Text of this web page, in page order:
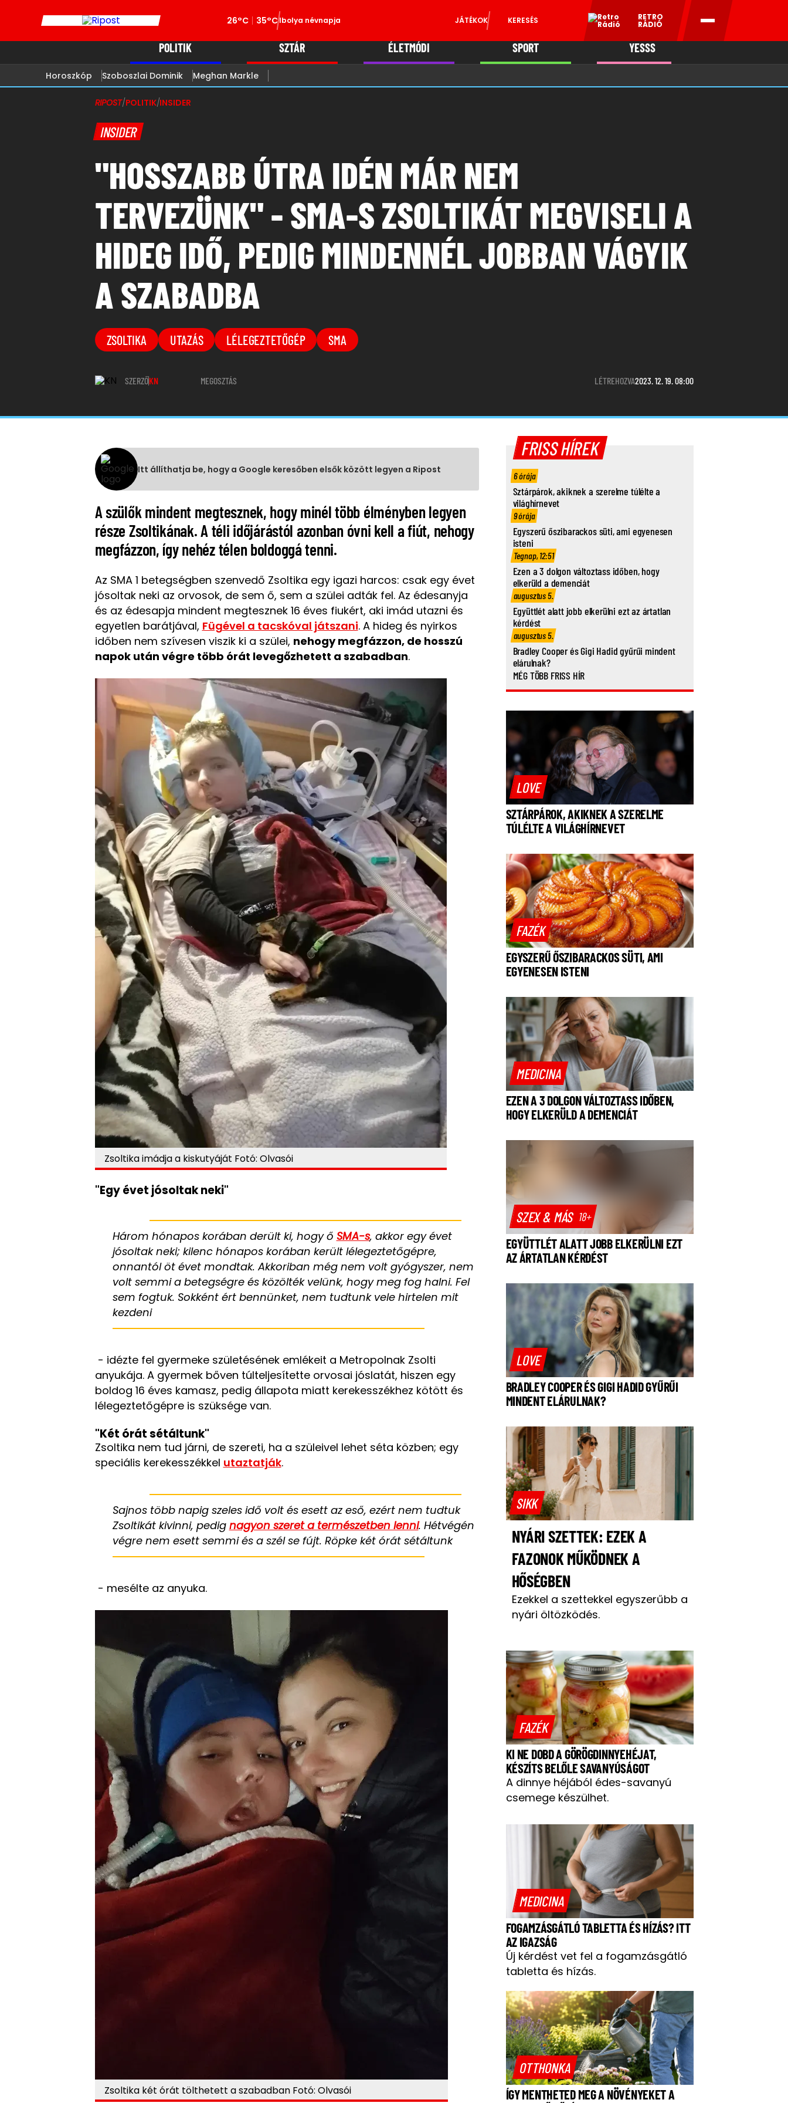
26°C 35°CIbolya névnapja JÁTÉKOK KERESÉS RETRO
RÁDIÓ
POLITIK SZTÁR ÉLETMÓDI SPORT YESSS
Horoszkóp Szoboszlai Dominik Meghan Markle
RIPOST/POLITIK/INSIDER
INSIDER
"HOSSZABB ÚTRA IDÉN MÁR NEM
TERVEZÜNK" - SMA-S ZSOLTIKÁT MEGVISELI A
HIDEG IDŐ, PEDIG MINDENNÉL JOBBAN VÁGYIK
A SZABADBA
ZSOLTIKA UTAZÁS LÉLEGEZTETŐGÉP SMA
SZERZŐKN MEGOSZTÁS LÉTREHOZVA2023. 12. 19. 08:00
Itt állíthatja be, hogy a Google keresőben elsők között legyen a Ripost
A szülők mindent megtesznek, hogy minél több élményben legyen
része Zsoltikának. A téli időjárástól azonban óvni kell a fiút, nehogy
megfázzon, így nehéz télen boldoggá tenni.
Az SMA 1 betegségben szenvedő Zsoltika egy igazi harcos: csak egy évet
jósoltak neki az orvosok, de sem ő, sem a szülei adták fel. Az édesanyja
és az édesapja mindent megtesznek 16 éves fiukért, aki imád utazni és
egyetlen barátjával, Fügével a tacskóval játszani. A hideg és nyirkos
időben nem szívesen viszik ki a szülei, nehogy megfázzon, de hosszú
napok után végre több órát levegőzhetett a szabadban.
Zsoltika imádja a kiskutyáját Fotó: Olvasói
"Egy évet jósoltak neki"
Három hónapos korában derült ki, hogy ő SMA-s, akkor egy évet
jósoltak neki; kilenc hónapos korában került lélegeztetőgépre,
onnantól öt évet mondtak. Akkoriban még nem volt gyógyszer, nem
volt semmi a betegségre és közölték velünk, hogy meg fog halni. Fel
sem fogtuk. Sokként ért bennünket, nem tudtunk vele hirtelen mit
kezdeni
- idézte fel gyermeke születésének emlékeit a Metropolnak Zsolti
anyukája. A gyermek bőven túlteljesítette orvosai jóslatát, hiszen egy
boldog 16 éves kamasz, pedig állapota miatt kerekesszékhez kötött és
lélegeztetőgépre is szüksége van.
"Két órát sétáltunk"
Zsoltika nem tud járni, de szereti, ha a szüleivel lehet séta közben; egy
speciális kerekesszékkel utaztatják.
Sajnos több napig szeles idő volt és esett az eső, ezért nem tudtuk
Zsoltikát kivinni, pedig nagyon szeret a természetben lenni. Hétvégén
végre nem esett semmi és a szél se fújt. Röpke két órát sétáltunk
- mesélte az anyuka.
Zsoltika két órát tölthetett a szabadban Fotó: Olvasói
FRISS HÍREK
6 órája
Sztárpárok, akiknek a szerelme túlélte a
világhírnevet
9 órája
Egyszerű őszibarackos süti, ami egyenesen
isteni
Tegnap, 12:51
Ezen a 3 dolgon változtass időben, hogy
elkerüld a demenciát
augusztus 5.
Együttlét alatt jobb elkerülni ezt az ártatlan
kérdést
augusztus 5.
Bradley Cooper és Gigi Hadid gyűrűi mindent
elárulnak?
MÉG TÖBB FRISS HÍR
LOVE
SZTÁRPÁROK, AKIKNEK A SZERELME
TÚLÉLTE A VILÁGHÍRNEVET
FAZÉK
EGYSZERŰ ŐSZIBARACKOS SÜTI, AMI
EGYENESEN ISTENI
MEDICINA
EZEN A 3 DOLGON VÁLTOZTASS IDŐBEN,
HOGY ELKERÜLD A DEMENCIÁT
SZEX & MÁS 18+
EGYÜTTLÉT ALATT JOBB ELKERÜLNI EZT
AZ ÁRTATLAN KÉRDÉST
LOVE
BRADLEY COOPER ÉS GIGI HADID GYŰRŰI
MINDENT ELÁRULNAK?
SIKK
NYÁRI SZETTEK: EZEK A
FAZONOK MŰKÖDNEK A
HŐSÉGBEN
Ezekkel a szettekkel egyszerűbb a
nyári öltözködés.
FAZÉK
KI NE DOBD A GÖRÖGDINNYEHÉJAT,
KÉSZÍTS BELŐLE SAVANYÚSÁGOT
A dinnye héjából édes-savanyú
csemege készülhet.
MEDICINA
FOGAMZÁSGÁTLÓ TABLETTA ÉS HÍZÁS? ITT
AZ IGAZSÁG
Új kérdést vet fel a fogamzásgátló
tabletta és hízás.
OTTHONKA
ÍGY MENTHETED MEG A NÖVÉNYEKET A